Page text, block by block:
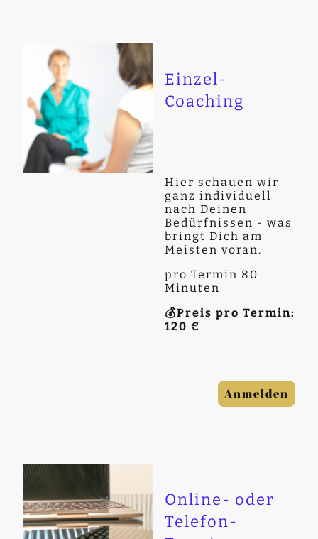
Einzel-
Coaching
Hier schauen wir
ganz individuell
nach Deinen
Bedürfnissen - was
bringt Dich am
Meisten voran.
pro Termin 80
Minuten
💰Preis pro Termin:
120 €
Anmelden
Online- oder
Telefon-